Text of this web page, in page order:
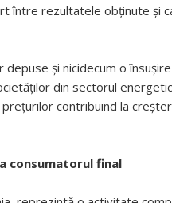
între rezultatele obţinute şi
şi nicidecum o
din sectorul
contribuind la
consumatorul final